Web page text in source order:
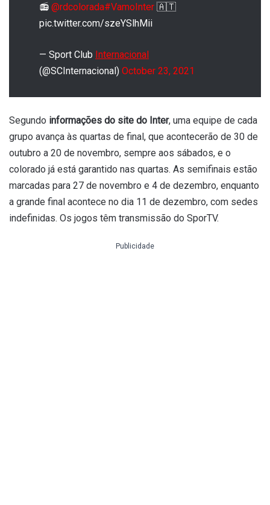
📻 @rdcolorada#VamoInter 🇦🇹
pic.twitter.com/szeYSlhMii
— Sport Club Internacional
(@SCInternacional) October 23, 2021
Segundo informações do site do Inter, uma equipe de cada
grupo avança às quartas de final, que acontecerão de 30 de
outubro a 20 de novembro, sempre aos sábados, e o
colorado já está garantido nas quartas. As semifinais estão
marcadas para 27 de novembro e 4 de dezembro, enquanto
a grande final acontece no dia 11 de dezembro, com sedes
indefinidas. Os jogos têm transmissão do SporTV.
Publicidade